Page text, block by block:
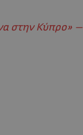
στην Κύπρο» –